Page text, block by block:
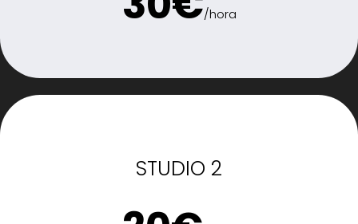
/hora
STUDIO 2